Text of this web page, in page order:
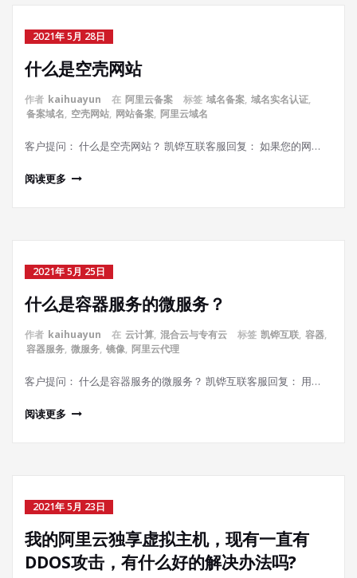
2021年 5月 28日
什么是空壳网站
作者 kaihuayun 在 阿里云备案 标签 域名备案, 域名实名认证,
备案域名, 空壳网站, 网站备案, 阿里云域名
客户提问： 什么是空壳网站？ 凯铧互联客服回复： 如果您的网…
阅读更多
2021年 5月 25日
什么是容器服务的微服务？
作者 kaihuayun 在 云计算, 混合云与专有云 标签 凯铧互联, 容器,
容器服务, 微服务, 镜像, 阿里云代理
客户提问： 什么是容器服务的微服务？ 凯铧互联客服回复： 用…
阅读更多
2021年 5月 23日
我的阿里云独享虚拟主机，现有一直有
DDOS攻击，有什么好的解决办法吗?